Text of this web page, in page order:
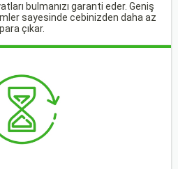
bulmanızı garanti eder. Geniş
sayesinde cebinizden daha az
para çıkar.